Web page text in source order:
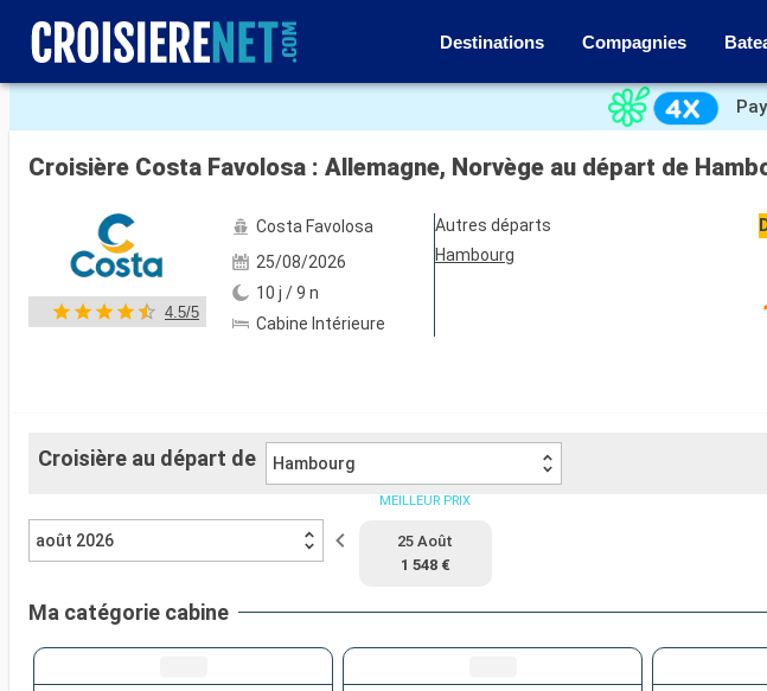
Destinations Compagnies
Voir les 36 autres photos
Croisière Costa Favolosa : Allemagne, Norvège au départ de
4.5/5
Costa Favolosa
25/08/2026
10 j / 9 n
Cabine Intérieure
Autres départs
Hambourg
Croisière au départ de Hambourg
août 2026
MEILLEUR PRIX
25 Août
1 548 €
Ma catégorie cabine